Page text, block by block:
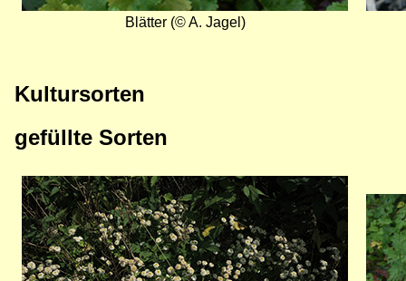
Blätter (© A. Jagel)
Kultursorten
gefüllte Sorten
Bild
Bild